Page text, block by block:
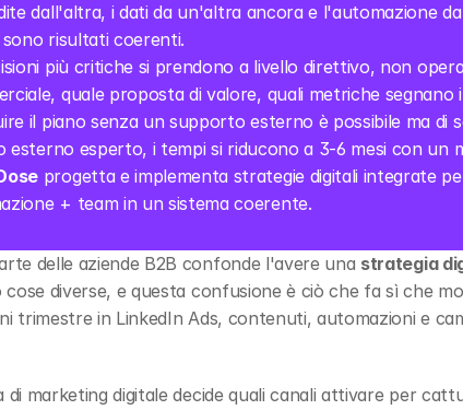
dall'altra, i dati da un'altra ancora e l'automazione
risultati coerenti.
più critiche si prendono a livello direttivo, non
quale proposta di valore, quali metriche segnano
il piano senza un supporto esterno è possibile ma di
esterno esperto, i tempi si riducono a 3-6 mesi con un
progetta e implementa strategie digitali integrate
+ team in un sistema coerente.
delle aziende B2B confonde l'avere una strategia
cose diverse, e questa confusione è ciò che fa sì che
trimestre in LinkedIn Ads, contenuti, automazioni e
di marketing digitale decide quali canali attivare per